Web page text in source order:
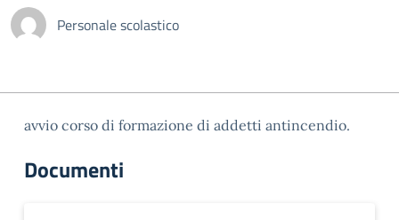
Personale scolastico
avvio corso di formazione di addetti antincendio.
Documenti